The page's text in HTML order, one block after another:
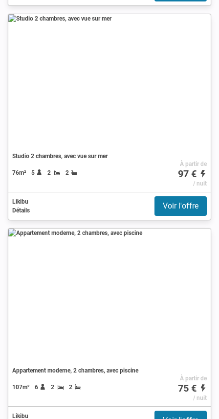
Studio 2 chambres, avec vue sur mer
76m² 5 2 2
À partir de
97 €
/ nuit
Likibu
Détails
Voir l'offre
Appartement moderne, 2 chambres, avec piscine
107m² 6 2 2
À partir de
75 €
/ nuit
Likibu